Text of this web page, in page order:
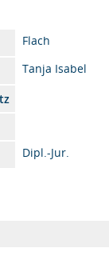
Flach
Tanja Isabel
Dipl.-Jur.